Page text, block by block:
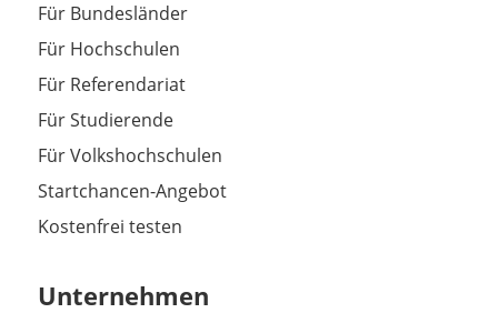
Für Bundesländer
Für Hochschulen
Für Referendariat
Für Studierende
Für Volkshochschulen
Startchancen-Angebot
Kostenfrei testen
Unternehmen